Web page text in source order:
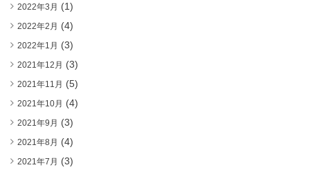
2022年3月 (1)
2022年2月 (4)
2022年1月 (3)
2021年12月 (3)
2021年11月 (5)
2021年10月 (4)
2021年9月 (3)
2021年8月 (4)
2021年7月 (3)